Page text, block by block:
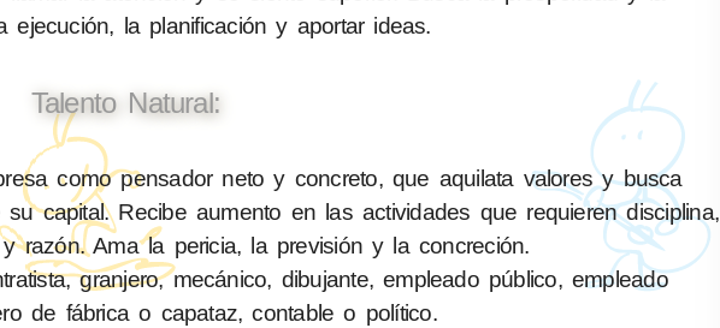
ejecución, la planificación y aportar ideas.
Talento Natural:
como pensador neto y concreto, que aquilata valores y busca
capital. Recibe aumento en las actividades que requieren disciplina,
razón. Ama la pericia, la previsión y la concreción.
granjero, mecánico, dibujante, empleado público, empleado
de fábrica o capataz, contable o político.